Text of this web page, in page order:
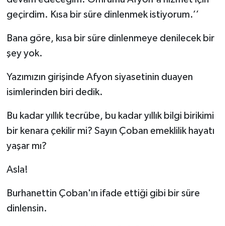
geçirdim. Kısa bir süre dinlenmek istiyorum.’’
Bana göre, kısa bir süre dinlenmeye denilecek bir
şey yok.
Yazımızın girişinde Afyon siyasetinin duayen
isimlerinden biri dedik.
Bu kadar yıllık tecrübe, bu kadar yıllık bilgi birikimi
bir kenara çekilir mi? Sayın Çoban emeklilik hayatı
yaşar mı?
Asla!
Burhanettin Çoban'ın ifade ettiği gibi bir süre
dinlensin.